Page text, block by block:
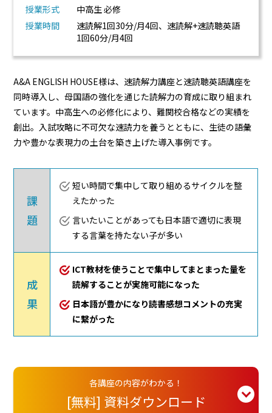
授業形式
中高生 必修
授業時間
速読解1回30分/月4回、速読解+速読聴英語
1回60分/月4回
A&A ENGLISH HOUSE様は、速読解力講座と速読聴英語講座を
同時導入し、母国語の強化を通じた読解力の育成に取り組まれ
ています。中高生への必修化により、難関校合格などの実績を
創出。入試攻略に不可欠な速読力を養うとともに、生徒の語彙
力や豊かな表現力の土台を築き上げた導入事例です。
課
題
短い時間で集中して取り組めるサイクルを整
えたかった
言いたいことがあっても日本語で適切に表現
する言葉を持たない子が多い
成
果
ICT教材を使うことで集中してまとまった量を
読解することが実施可能になった
日本語が豊かになり読書感想コメントの充実
に繋がった
各講座の内容がわかる！
[無料] 資料ダウンロード